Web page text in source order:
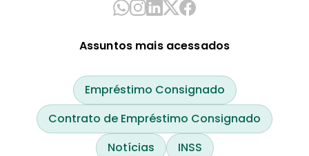
Assuntos mais acessados
Empréstimo Consignado
Contrato de Empréstimo Consignado
Notícias
INSS